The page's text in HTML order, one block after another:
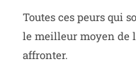
Toutes ces peurs qui
le meilleur moyen de
affronter.